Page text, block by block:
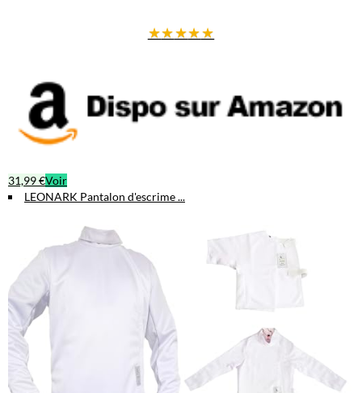
★★★★★
31,99 €Voir
LEONARK Pantalon d'escrime ...